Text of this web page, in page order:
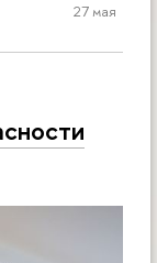
27 мая